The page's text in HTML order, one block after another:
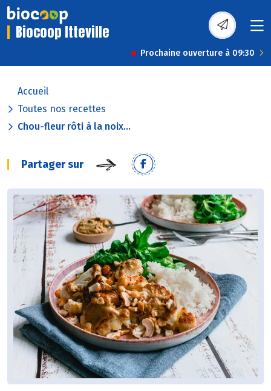
Biocoop Itteville
Prochaine ouverture à 09:30
Accueil
Toutes nos recettes
Chou-fleur rôti à la noix...
Partager sur